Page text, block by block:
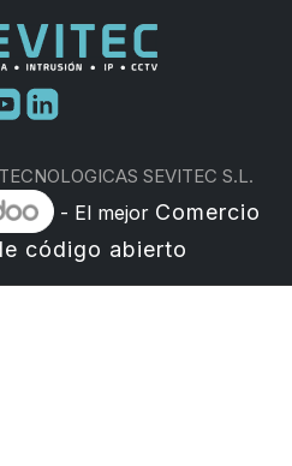
SEVITEC S.L.
- El mejor Comercio
código abierto